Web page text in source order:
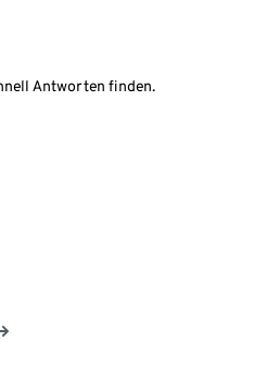
Antworten finden.